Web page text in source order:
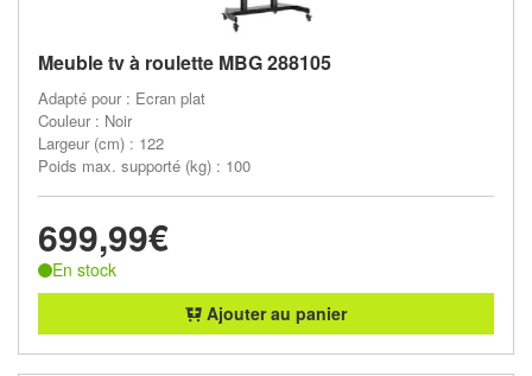
Meuble tv à roulette MBG 288105
Adapté pour : Ecran plat
Couleur : Noir
Largeur (cm) : 122
Poids max. supporté (kg) : 100
699,99€
En stock
Ajouter au panier